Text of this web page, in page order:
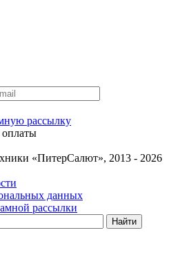
рассылку
«ПитерСалют», 2013 - 2026
данных
рассылки